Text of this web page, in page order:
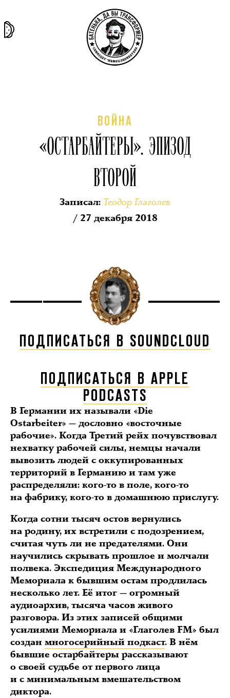
ВОЙНА
«ОСТАРБАЙТЕРЫ». ЭПИЗОД
ВТОРОЙ
Записал: Теодор Глаголев
/ 27 декабря 2018
ПОДПИСАТЬСЯ В SOUNDCLOUD
ПОДПИСАТЬСЯ В APPLE
PODCASTS
В Германии их называли «Die
Ostarbeiter» — дословно «восточные
рабочие». Когда Третий рейх почувствовал
нехватку рабочей силы, немцы начали
вывозить людей с оккупированных
территорий в Германию и там уже
распределяли: кого-то в поле, кого-то
на фабрику, кого-то в домашнюю прислугу.
Когда сотни тысяч остов вернулись
на родину, их встретили с подозрением,
считая чуть ли не предателями. Они
научились скрывать прошлое и молчали
полвека. Экспедиция Международного
Мемориала к бывшим остам продлилась
несколько лет. Её итог — огромный
аудиоархив, тысяча часов живого
разговора. Из этих записей общими
усилиями Мемориала и «Глаголев FM» был
создан многосерийный подкаст. В нём
бывшие остарбайтеры рассказывают
о своей судьбе от первого лица
и с минимальным вмешательством
диктора.